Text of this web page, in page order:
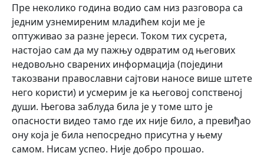
Пре неколико година водио сам низ разговора са
једним узнемиреним младићем који ме је
оптуживао за разне јереси. Током тих сусрета,
настојао сам да му пажњу одвратим од његових
недовољно сварених информација (поједини
такозвани православни сајтови наносе више штете
него користи) и усмерим је ка његовој сопственој
души. Његова заблуда била је у томе што је
опасности видео тамо где их није било, а превиђао
ону која је била непосредно присутна у њему
самом. Нисам успео. Није добро прошао.